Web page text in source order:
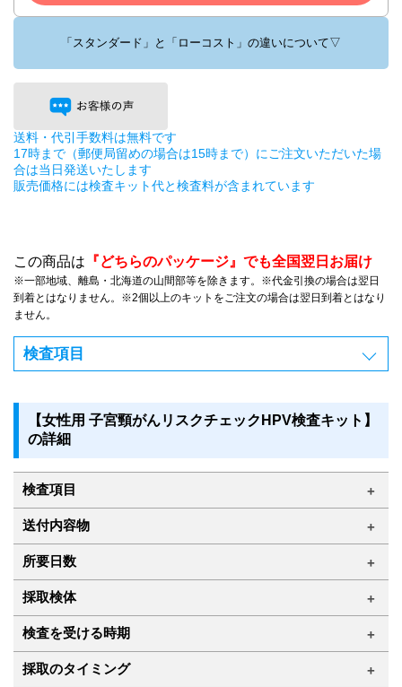
「スタンダード」と「ローコスト」の違いについて▽
送料・代引手数料は無料です
17時まで（郵便局留めの場合は15時まで）にご注文いただいた場
合は当日発送いたします
販売価格には検査キット代と検査料が含まれています
この商品は 『どちらのパッケージ』でも全国翌日お届け
※一部地域、離島・北海道の山間部等を除きます。※代金引換の場合は翌日
到着とはなりません。※2個以上のキットをご注文の場合は翌日到着とはなり
ません。
検査項目
【女性用 子宮頸がんリスクチェックHPV検査キット】
の詳細
検査項目
送付内容物
所要日数
採取検体
検査を受ける時期
採取のタイミング